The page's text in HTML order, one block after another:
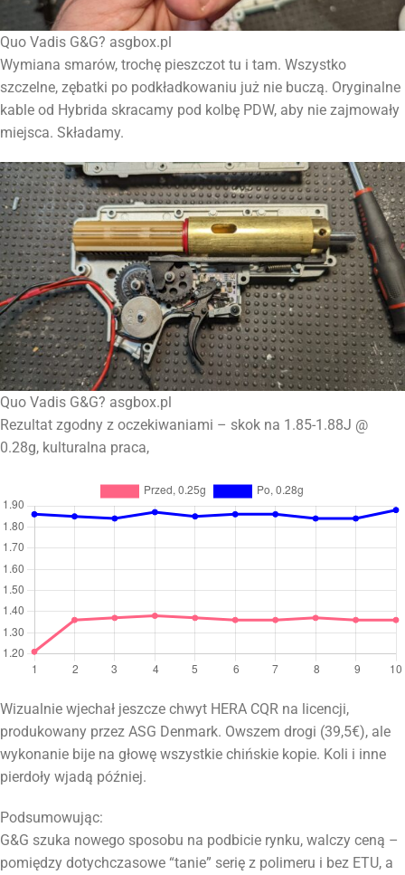
Quo Vadis G&G? asgbox.pl
Wymiana smarów, trochę pieszczot tu i tam. Wszystko
szczelne, zębatki po podkładkowaniu już nie buczą. Oryginalne
kable od Hybrida skracamy pod kolbę PDW, aby nie zajmowały
miejsca. Składamy.
Quo Vadis G&G? asgbox.pl
Rezultat zgodny z oczekiwaniami – skok na 1.85-1.88J @
0.28g, kulturalna praca,
Wizualnie wjechał jeszcze chwyt HERA CQR na licencji,
produkowany przez ASG Denmark. Owszem drogi (39,5€), ale
wykonanie bije na głowę wszystkie chińskie kopie. Koli i inne
pierdoły wjadą później.
Podsumowując:
G&G szuka nowego sposobu na podbicie rynku, walczy ceną –
pomiędzy dotychczasowe “tanie” serię z polimeru i bez ETU, a